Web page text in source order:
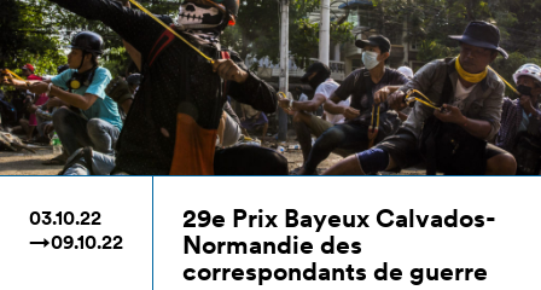
03.10.22
→09.10.22
29e Prix Bayeux Calvados-
Normandie des
correspondants de guerre